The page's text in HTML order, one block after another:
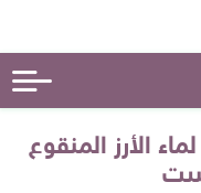
الأرز المنقوع